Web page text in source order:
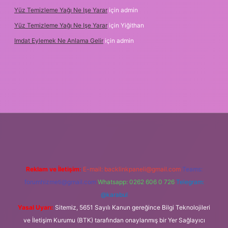
Yüz Temizleme Yağı Ne Işe Yarar için admin
Yüz Temizleme Yağı Ne Işe Yarar için Yiğithan
Imdat Eylemek Ne Anlama Gelir için admin
Reklam ve İletişim: E-mail: backlinkpaneli@gmail.com Teams:
forumhizmeti@gmail.com Whatsapp: 0262 606 0 726 Telegram:
@karabul
Yasal Uyarı: Sitemiz, 5651 Sayılı Kanun gereğince Bilgi Teknolojileri
ve İletişim Kurumu (BTK) tarafından onaylanmış bir Yer Sağlayıcı